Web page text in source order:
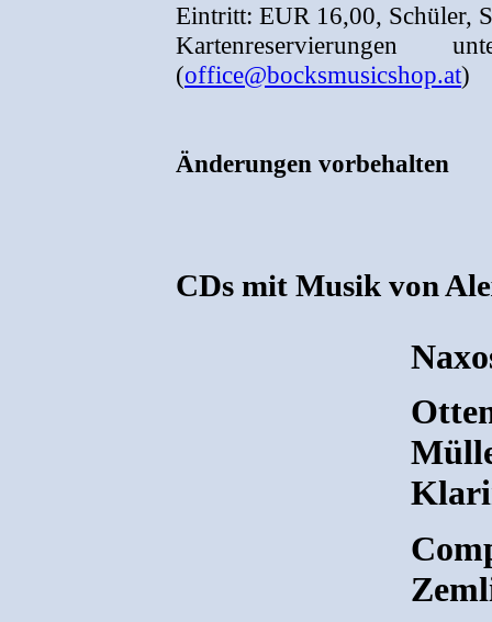
Eintritt: EUR 16,00, Schüler,
(office@bocksmusicshop.at)
Änderungen vorbehalten
CDs mit Musik von